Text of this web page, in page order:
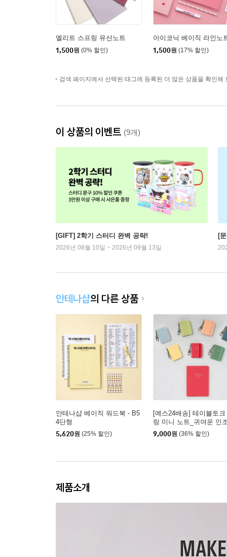
엘리트 스프링 유선노트
1,500원 (0% 할인)
아이코닉 베이직 라인노
1,500원 (17% 할인)
검색 페이지에서 선택된 태그에 등록된 더 많은 상품을 확인해
이 상품의 이벤트 (9개)
[GIFT] 2학기 스터디 완벽 공략!
2026년 08월 10일 ~ 2026년 09월 13일
[
안테나샵의 다른 상품
안테나샵 베이직 워드북 - B5
4단형
5,620원 (25% 할인)
[예스24배송] 테이블토크
링 미니 노트_귀여운 인
죽 키홀더
9,000원 (36% 할인)
제품소개